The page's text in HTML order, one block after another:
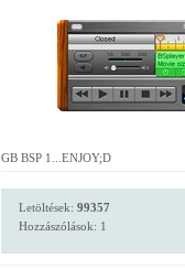
GB BSP 1...ENJOY;D
Letöltések: 99357
Hozzászólások: 1